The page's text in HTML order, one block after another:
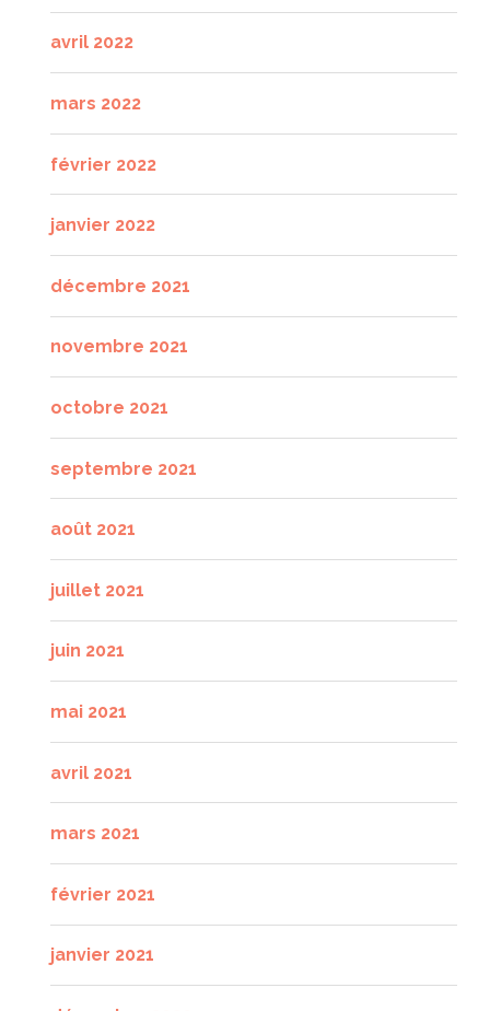
avril 2022
mars 2022
février 2022
janvier 2022
décembre 2021
novembre 2021
octobre 2021
septembre 2021
août 2021
juillet 2021
juin 2021
mai 2021
avril 2021
mars 2021
février 2021
janvier 2021